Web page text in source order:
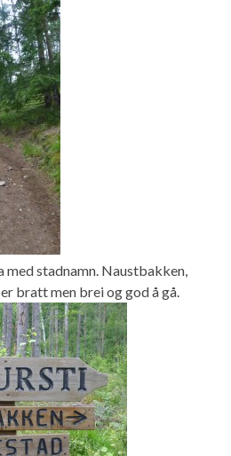
med stadnamn. Naustbakken,
bratt men brei og god å gå.